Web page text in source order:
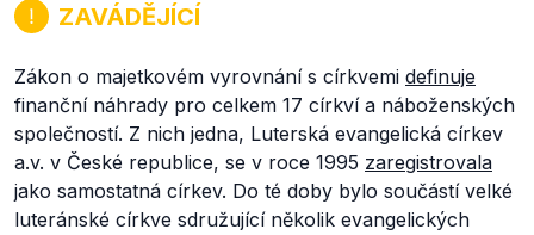
ZAVÁDĚJÍCÍ
Zákon o majetkovém vyrovnání s církvemi definuje
finanční náhrady pro celkem 17 církví a náboženských
společností. Z nich jedna, Luterská evangelická církev
a.v. v České republice, se v roce 1995 zaregistrovala
jako samostatná církev. Do té doby bylo součástí velké
luteránské církve sdružující několik evangelických